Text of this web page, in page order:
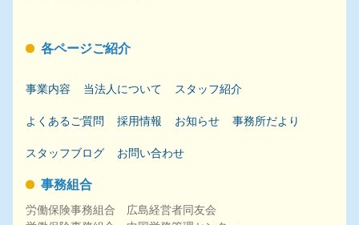
各ページご紹介
事業内容 当法人について スタッフ紹介
よくあるご質問 採用情報 お知らせ 事務所だより
スタッフブログ お問い合わせ
事務組合
労働保険事務組合 広島経営者同友会